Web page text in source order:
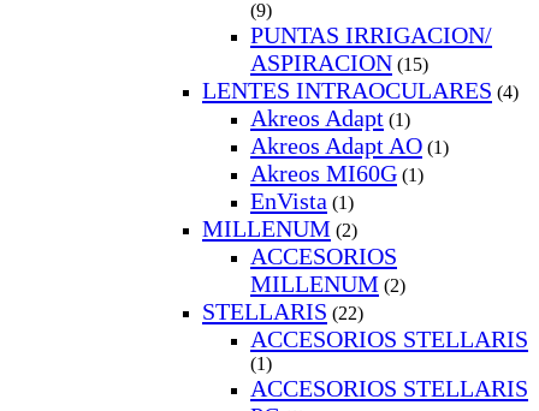
(9)
PUNTAS IRRIGACION/
ASPIRACION (15)
LENTES INTRAOCULARES (4)
Akreos Adapt (1)
Akreos Adapt AO (1)
Akreos MI60G (1)
EnVista (1)
MILLENUM (2)
ACCESORIOS
MILLENUM (2)
STELLARIS (22)
ACCESORIOS STELLARIS
(1)
ACCESORIOS STELLARIS